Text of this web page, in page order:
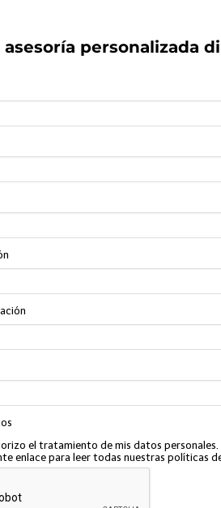
personalizada